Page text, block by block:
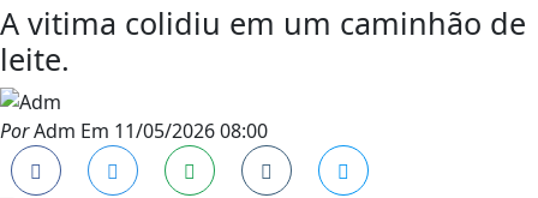
A vitima colidiu em um caminhão de
leite.
PorAdm Em 11/05/2026 08:00